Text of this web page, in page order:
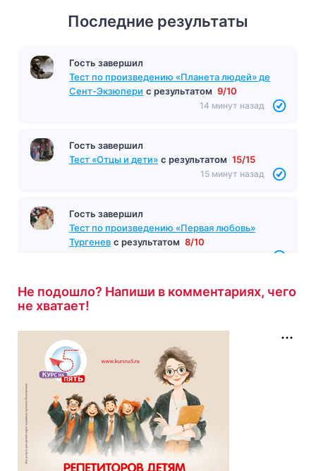
Последние результаты
Гость завершил
Тест по произведению «Планета людей» де
Сент-Экзюпери с результатом 9/10
14 минут назад
Гость завершил
Тест «Отцы и дети» с результатом 15/15
15 минут назад
Гость завершил
Тест по произведению «Первая любовь»
Тургенев с результатом 8/10
Не подошло? Напиши в комментариях, чего
не хватает!